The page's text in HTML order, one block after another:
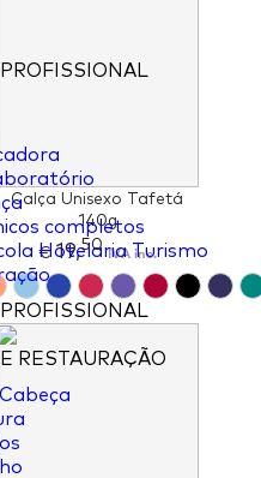
completos
Hotelaria Turismo
RESTAURAÇÃO
Calça Unisexo Tafetá
140g
€19,50 IVA inc.